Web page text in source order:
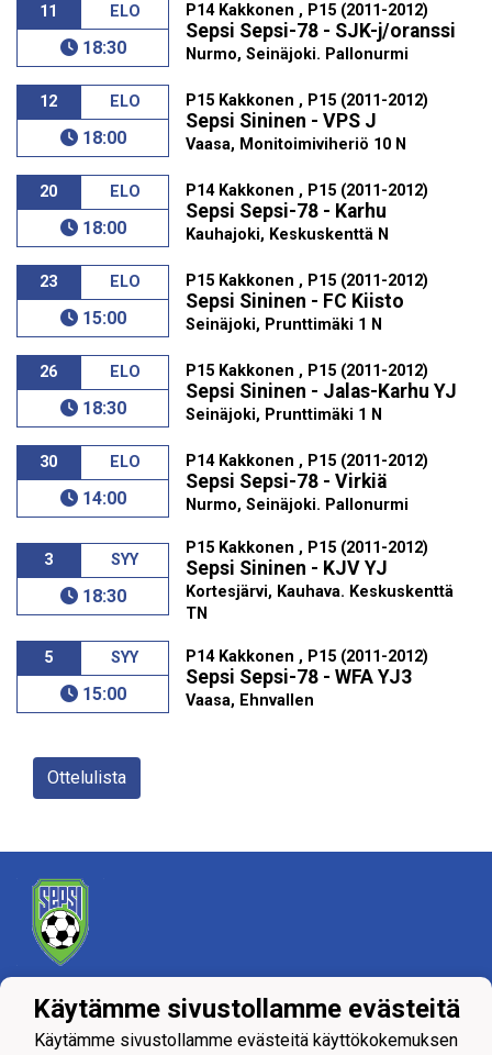
11 ELO
18:30
P14 Kakkonen , P15 (2011-2012)
Sepsi Sepsi-78 - SJK-j/oranssi
Nurmo, Seinäjoki. Pallonurmi
12 ELO
18:00
P15 Kakkonen , P15 (2011-2012)
Sepsi Sininen - VPS J
Vaasa, Monitoimiviheriö 10 N
20 ELO
18:00
P14 Kakkonen , P15 (2011-2012)
Sepsi Sepsi-78 - Karhu
Kauhajoki, Keskuskenttä N
23 ELO
15:00
P15 Kakkonen , P15 (2011-2012)
Sepsi Sininen - FC Kiisto
Seinäjoki, Prunttimäki 1 N
26 ELO
18:30
P15 Kakkonen , P15 (2011-2012)
Sepsi Sininen - Jalas-Karhu YJ
Seinäjoki, Prunttimäki 1 N
30 ELO
14:00
P14 Kakkonen , P15 (2011-2012)
Sepsi Sepsi-78 - Virkiä
Nurmo, Seinäjoki. Pallonurmi
3 SYY
18:30
P15 Kakkonen , P15 (2011-2012)
Sepsi Sininen - KJV YJ
Kortesjärvi, Kauhava. Keskuskenttä
TN
5 SYY
15:00
P14 Kakkonen , P15 (2011-2012)
Sepsi Sepsi-78 - WFA YJ3
Vaasa, Ehnvallen
Ottelulista
Tietosuojaseloste
Käytämme sivustollamme evästeitä
Käytämme sivustollamme evästeitä käyttökokemuksen